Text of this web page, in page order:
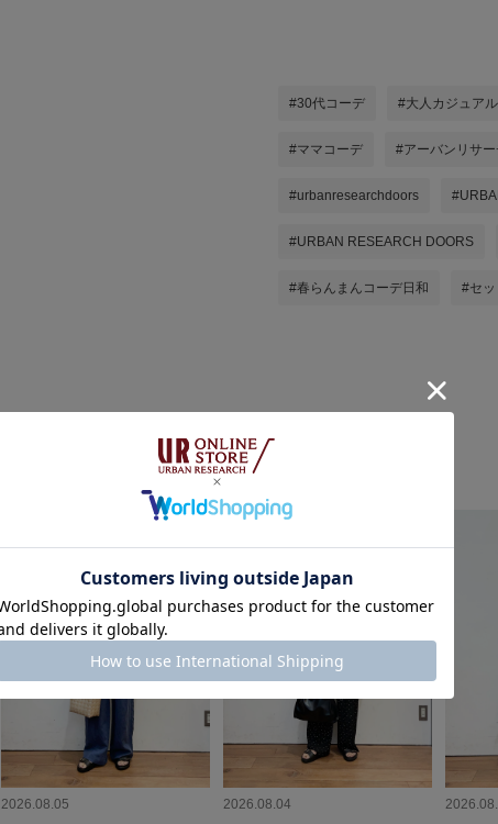
#30代コーデ #大人カジュア
#ママコーデ #アーバンリサ
#urbanresearchdoors
#URBAN RESEARCH DOORS
#春らんまんコーデ日和 #セ
ちばななこの他のスタイリング
2026.08.05 2026.08.04